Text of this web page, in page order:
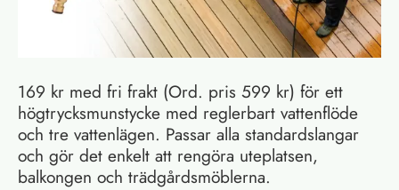
169 kr med fri frakt (Ord. pris 599 kr) för ett
högtrycksmunstycke med reglerbart vattenflöde
och tre vattenlägen. Passar alla standardslangar
och gör det enkelt att rengöra uteplatsen,
balkongen och trädgårdsmöblerna.